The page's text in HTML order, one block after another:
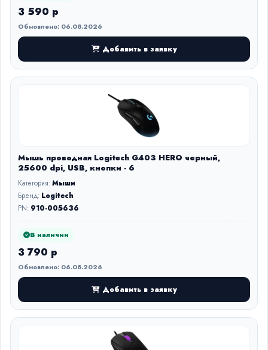
3 590 р
Обновлено: 06.08.2026
Добавить в заявку
Мышь проводная Logitech G403 HERO черный,
25600 dpi, USB, кнопки - 6
Категория:Мыши
Бренд: Logitech
PN: 910-005636
В наличии
3 790 р
Обновлено: 06.08.2026
Добавить в заявку